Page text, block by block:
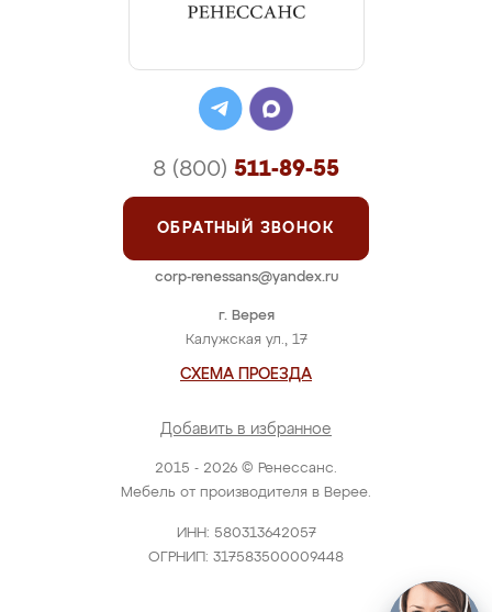
2015 - 2026 © Ренессанс.
Мебель от производителя в Верее.
ИНН: 580313642057
ОГРНИП: 317583500009448
г. Верея
Калужская ул., 17
СХЕМА ПРОЕЗДА
Добавить в избранное
8 (800) 511-89-55
ОБРАТНЫЙ ЗВОНОК
corp-renessans@yandex.ru